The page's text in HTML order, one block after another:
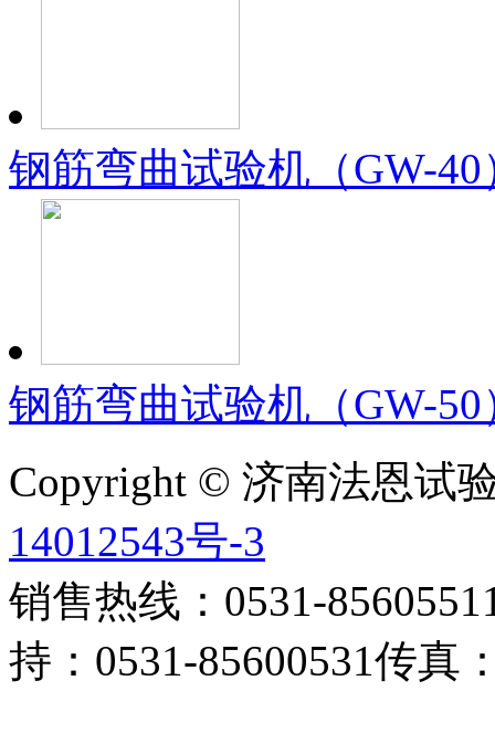
钢筋弯曲试验机（GW-40
钢筋弯曲试验机（GW-50
Copyright © 济南法恩试
14012543号-3
销售热线：0531-
持：0531-85600531传真